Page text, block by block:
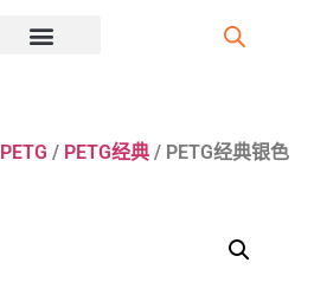
PETG / PETG经典 / PETG经典银色